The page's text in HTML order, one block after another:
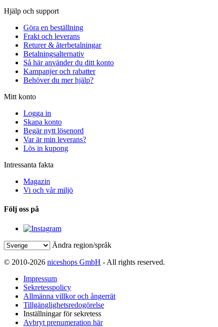
Hjälp och support
Göra en beställning
Frakt och leverans
Returer & återbetalningar
Betalningsalternativ
Så här använder du ditt konto
Kampanjer och rabatter
Behöver du mer hjälp?
Mitt konto
Logga in
Skapa konto
Begär nytt lösenord
Var är min leverans?
Lös in kupong
Intressanta fakta
Magazin
Vi och vår miljö
Följ oss på
Ändra region/språk
© 2010-2026 niceshops GmbH - All rights reserved.
Impressum
Sekretesspolicy
Allmänna villkor och ångerrät
Tillgänglighetsredogörelse
Inställningar för sekretess
Avbryt prenumeration här